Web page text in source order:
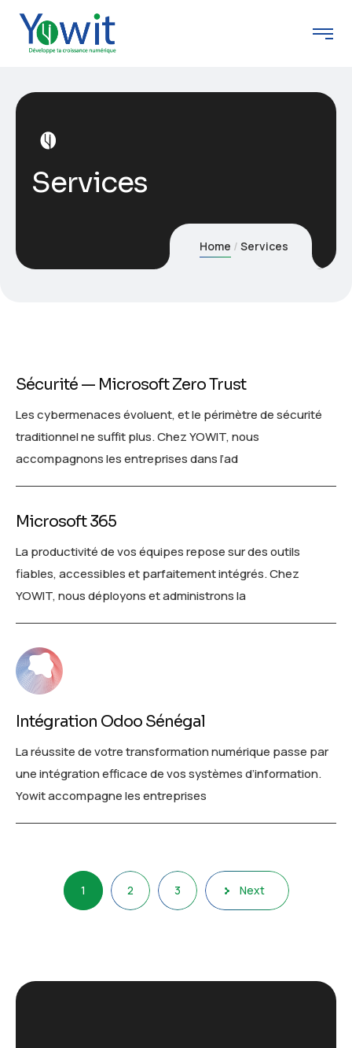
Services
Home Services
Sécurité — Microsoft Zero Trust
Les cybermenaces évoluent, et le périmètre de sécurité
traditionnel ne suffit plus. Chez YOWIT, nous
accompagnons les entreprises dans l’ad
Microsoft 365
La productivité de vos équipes repose sur des outils
fiables, accessibles et parfaitement intégrés. Chez
YOWIT, nous déployons et administrons la
Intégration Odoo Sénégal
La réussite de votre transformation numérique passe par
une intégration efficace de vos systèmes d’information.
Yowit accompagne les entreprises
Pagination
1 2 3 Next